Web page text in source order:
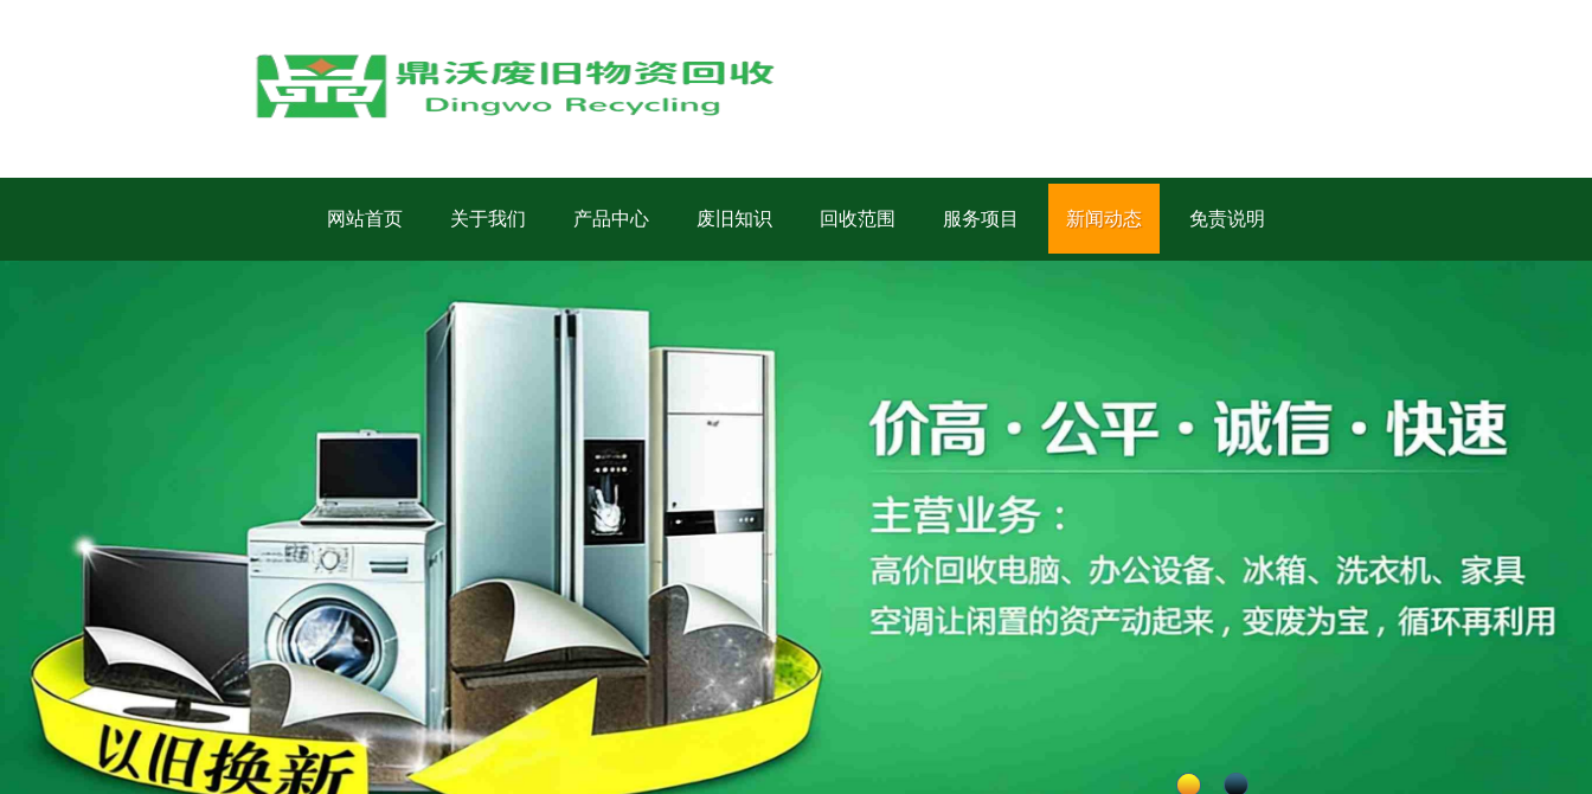
网站首页 关于我们 产品中心 废旧知识 回收范围 服务项目 新闻动态 免责说明